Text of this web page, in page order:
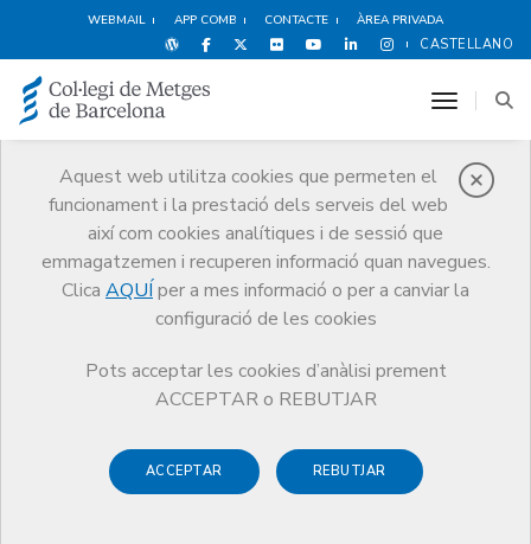
WEBMAIL APP COMB CONTACTE ÀREA PRIVADA
CASTELLANO
Aquest web utilitza cookies que permeten el
funcionament i la prestació dels serveis del web
així com cookies analítiques i de sessió que
emmagatzemen i recuperen informació quan navegues.
Clica AQUÍ per a mes informació o per a canviar la
configuració de les cookies
Pots acceptar les cookies d’anàlisi prement
ACCEPTAR o REBUTJAR
ACCEPTAR REBUTJAR
toggle
Premis
Premis Guardonat Edició 2010
Guardonat Edició 2010